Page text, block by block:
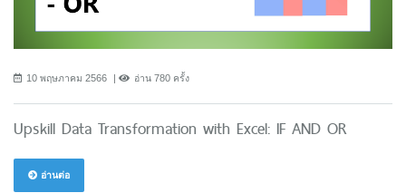
10 พฤษภาคม 2566 อ่าน 780 ครั้ง
Upskill Data Transformation with Excel: IF AND OR
อ่านต่อ